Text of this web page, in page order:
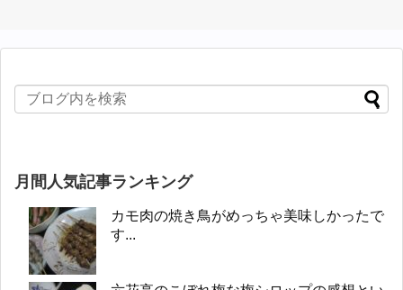
月間人気記事ランキング
カモ肉の焼き鳥がめっちゃ美味しかったで
す...